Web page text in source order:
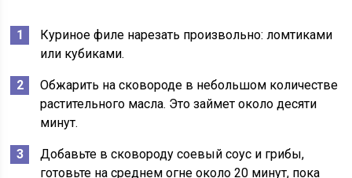
Куриное филе нарезать произвольно: ломтиками
или кубиками.
Обжарить на сковороде в небольшом количестве
растительного масла. Это займет около десяти
минут.
Добавьте в сковороду соевый соус и грибы,
готовьте на среднем огне около 20 минут, пока